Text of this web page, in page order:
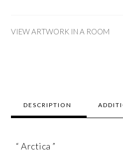
VIEW ARTWORK IN A ROOM
DESCRIPTION
“ Arctica ”